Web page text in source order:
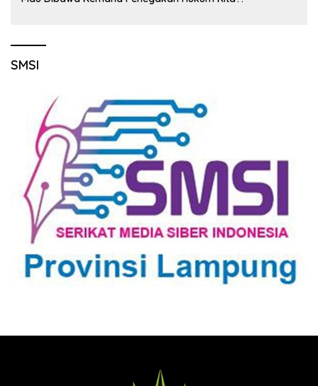
SMSI